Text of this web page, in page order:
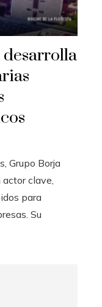
Grupo Borja
clave,
para
Su